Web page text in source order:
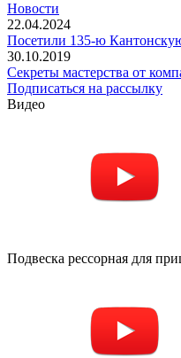
Новости
22.04.2024
Посетили 135-ю
30.10.2019
Секреты мастерства от
Подписаться на рассылку
Видео
Подвеска рессорная для